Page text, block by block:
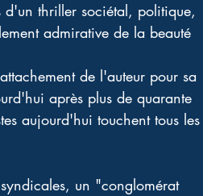
thriller sociétal, politique,
admirative de la beauté
de l'auteur pour sa
après plus de quarante
aujourd'hui touchent tous les
un "conglomérat